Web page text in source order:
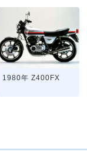
1980年 Z400FX